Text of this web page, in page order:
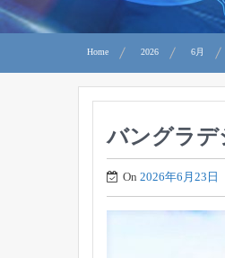
Home 2026 6月
バングラデ
On 2026年6月23日